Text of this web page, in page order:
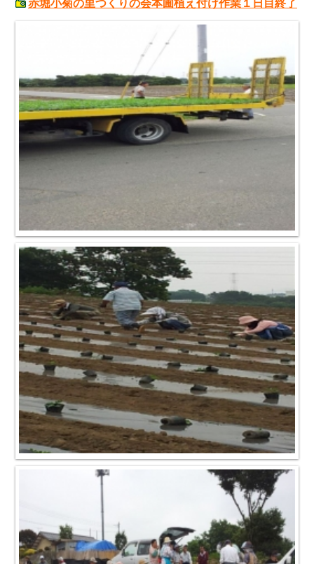
赤堀小菊の里つくりの会本圃植え付け作業１日目終了